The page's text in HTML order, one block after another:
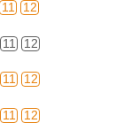
11 12
11 12
11 12
11 12